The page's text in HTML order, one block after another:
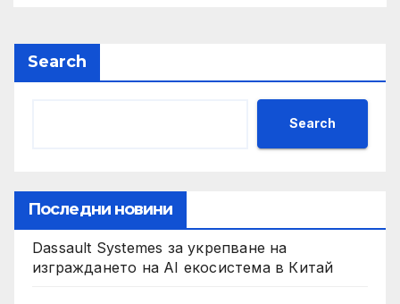
Search
Search
Последни новини
Dassault Systemes за укрепване на
изграждането на AI екосистема в Китай